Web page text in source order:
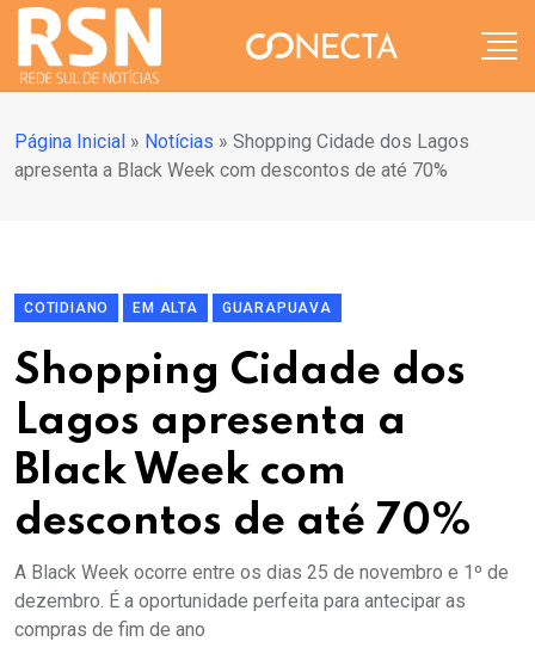
Página Inicial » Notícias » Shopping Cidade dos Lagos
apresenta a Black Week com descontos de até 70%
COTIDIANO EM ALTA GUARAPUAVA
Shopping Cidade dos
Lagos apresenta a
Black Week com
descontos de até 70%
A Black Week ocorre entre os dias 25 de novembro e 1º de
dezembro. É a oportunidade perfeita para antecipar as
compras de fim de ano